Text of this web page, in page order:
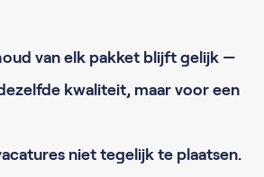
van elk pakket blijft gelijk —
kwaliteit, maar voor een
niet tegelijk te plaatsen.